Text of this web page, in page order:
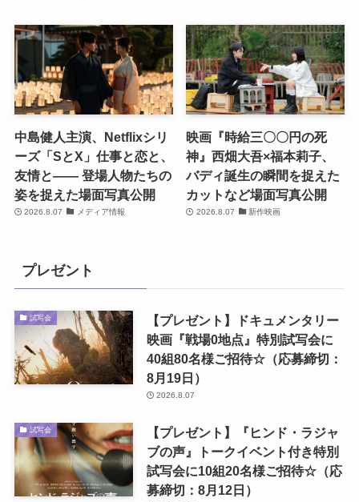
中島健人主演、Netflixシリ
ーズ「SとX」仕事と恋と、
友情と―― 登場人物たちの
姿を捉えた場面写真公開
2026.8.07 メディア情報
映画『時給三〇〇円の死
神』西畑大吾×福本莉子、
バディ誕生の瞬間を捉えた
カットなど場面写真公開
2026.8.07 新作映画
プレゼント
試写会
【プレゼント】ドキュメンタリー
映画『戦場0地点』特別試写会に
40組80名様ご招待☆（応募締切：
8月19日）
2026.8.07
試写会
【プレゼント】『ヒンド・ラジャ
ブの声』トークイベント付き特別
試写会に10組20名様ご招待☆（応
募締切：8月12日）